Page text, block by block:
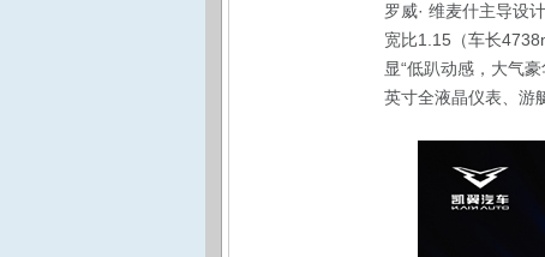
罗威· 维麦什主导设
宽比1.15（车长
显“低趴动感，大气
英寸全液晶仪表、游